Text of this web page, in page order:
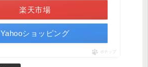
楽天市場
Yahooショッピング
ポチップ